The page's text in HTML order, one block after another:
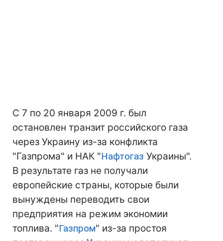
С 7 по 20 января 2009 г. был
остановлен транзит российского газа
через Украину из-за конфликта
"Газпрома" и НАК "Нафтогаз Украины".
В результате газ не получали
европейские страны, которые были
вынуждены переводить свои
предприятия на режим экономии
топлива. "Газпром" из-за простоя